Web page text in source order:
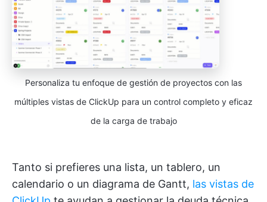
Personaliza tu enfoque de gestión de proyectos con las
múltiples vistas de ClickUp para un control completo y eficaz
de la carga de trabajo
Tanto si prefieres una lista, un tablero, un
calendario o un diagrama de Gantt, las vistas de